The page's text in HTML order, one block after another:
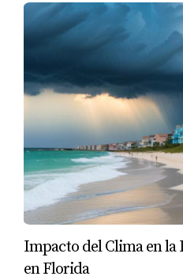
¿Qué es una
Labúsqueda de título ,
revisión de los registros
relacionados con la
Generalmente, la compañía
cierre revisa el historial
problemas antes de
La revisión puede incluir
Deeds anteriores.
Hipotecas.
Satisfacciones o
Impacto del Clima en
en Florida